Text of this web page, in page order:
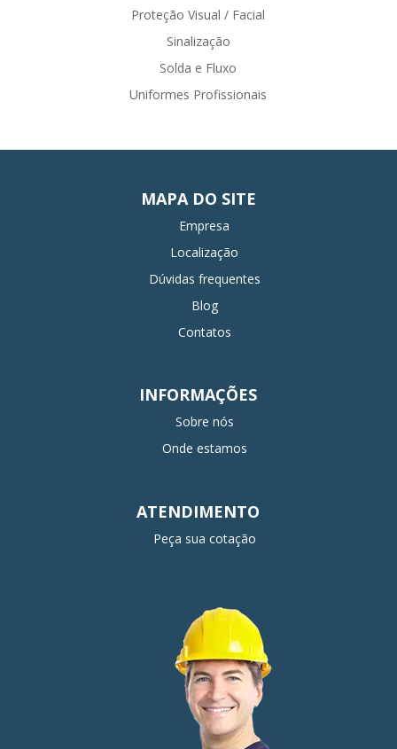
Proteção Visual / Facial
Sinalização
Solda e Fluxo
Uniformes Profissionais
MAPA DO SITE
Empresa
Localização
Dúvidas frequentes
Blog
Contatos
INFORMAÇÕES
Sobre nós
Onde estamos
ATENDIMENTO
Peça sua cotação